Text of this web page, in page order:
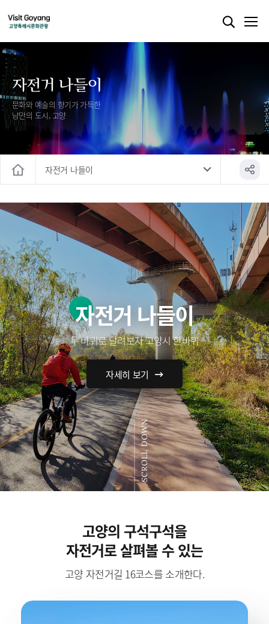
자전거 나들이
문화와 예술의 향기가 가득한
낭만의 도시, 고양
자전거 나들이
자전거 나들이
두 바퀴로 달려보자 고양시 한바퀴
자세히 보기
SCROLL DOWN
고양의 구석구석을
자전거로 살펴볼 수 있는
고양 자전거길 16코스를 소개한다.